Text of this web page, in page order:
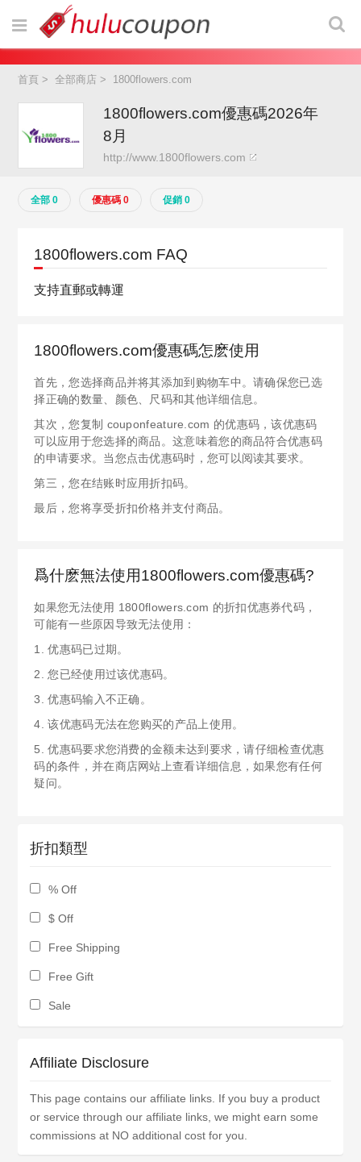
首頁 >全部商店 > 1800flowers.com
1800flowers.com優惠碼2026年
8月
http://www.1800flowers.com
全部 0 優惠碼 0 促銷 0
1800flowers.com FAQ
支持直郵或轉運
1800flowers.com優惠碼怎麽使用
首先，您选择商品并将其添加到购物车中。请确保您已选
择正确的数量、颜色、尺码和其他详细信息。
其次，您复制 couponfeature.com 的优惠码，该优惠码
可以应用于您选择的商品。这意味着您的商品符合优惠码
的申请要求。当您点击优惠码时，您可以阅读其要求。
第三，您在结账时应用折扣码。
最后，您将享受折扣价格并支付商品。
爲什麽無法使用1800flowers.com優惠碼?
如果您无法使用 1800flowers.com 的折扣优惠券代码，
可能有一些原因导致无法使用：
1. 优惠码已过期。
2. 您已经使用过该优惠码。
3. 优惠码输入不正确。
4. 该优惠码无法在您购买的产品上使用。
5. 优惠码要求您消费的金额未达到要求，请仔细检查优惠
码的条件，并在商店网站上查看详细信息，如果您有任何
疑问。
折扣類型
% Off
$ Off
Free Shipping
Free Gift
Sale
Affiliate Disclosure
This page contains our affiliate links. If you buy a product
or service through our affiliate links, we might earn some
commissions at NO additional cost for you.